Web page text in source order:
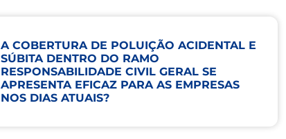
A COBERTURA DE POLUIÇÃO ACIDENTAL E
SÚBITA DENTRO DO RAMO
RESPONSABILIDADE CIVIL GERAL SE
APRESENTA EFICAZ PARA AS EMPRESAS
NOS DIAS ATUAIS?